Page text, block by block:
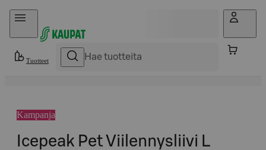
Hyppää sisältöön
Tuotteet
Kampanja
Icepeak Pet Viilennysliivi L